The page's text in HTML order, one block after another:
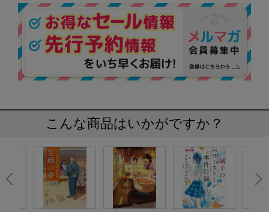
こんな商品はいかがですか？